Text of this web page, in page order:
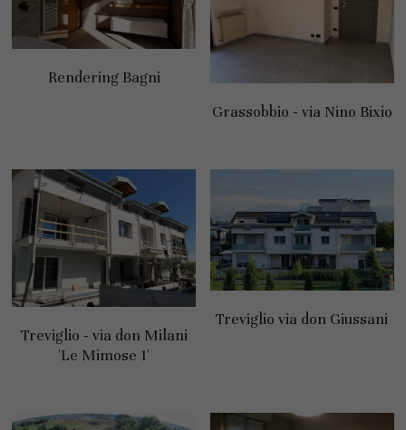
Rendering Bagni
Grassobbio - via Nino Bixio
Treviglio - via don Milani
'Le Mimose 1'
Treviglio via don Giussani